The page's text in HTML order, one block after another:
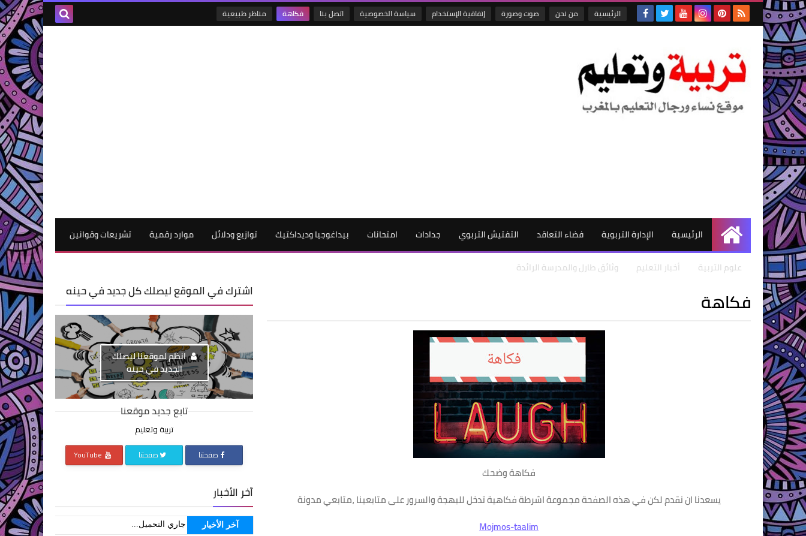
الرئيسية من نحن صوت وصورة إتفاقية الإستخدام سياسة الخصوصية اتصل بنا فكاهة مناظر طبيعية
الرئيسية
الرئيسية الإدارة التربوية فضاء التعاقد التفتيش التربوي جدادات امتحانات بيداغوجيا وديداكتيك توازيع ودلائل موارد رقمية تشريعات وقوانين
علوم التربية أخبار التعليم وثائق طارل والمدرسة الرائدة
فكاهة
فكاهة وضحك
يسعدنا ان نقدم لكن في هذه الصفحة مجموعة اشرطة فكاهية تدخل للبهجة والسرور على متابعينا ،متابعي مدونة
Mojmos-taalim
اشترك في الموقع ليصلك كل جديد في حينه
انظم لموقعنا ليصلك
الجديد في حينه
تابع جديد موقعنا
تربية وتعليم
صفحتنا صفحتنا
آخر الأخبار
آخر الأخبار جاري التحميل...